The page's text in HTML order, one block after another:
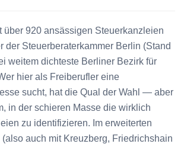
über 920 ansässigen Steuerkanzleien
der Steuerberaterkammer Berlin (Stand
weitem dichteste Berliner Bezirk für
hier als Freiberufler eine
sucht, hat die Qual der Wahl — aber
in der schieren Masse die wirklich
zu identifizieren. Im erweiterten
(also auch mit Kreuzberg, Friedrichshain